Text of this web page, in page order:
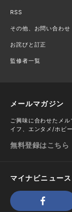
RSS
その他、お問い合わせ
お詫びと訂正
監修者一覧
メールマガジン
ご興味に合わせたメ
イフ、エンタメ/ホビ
無料登録はこちら
マイナビニュー